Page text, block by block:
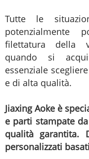
Tutte le
potenzialmente
filettatura della
quando si
essenziale
e di alta qualità.
Jiaxing Aoke è
e parti stampate
qualità garantita.
personalizzati